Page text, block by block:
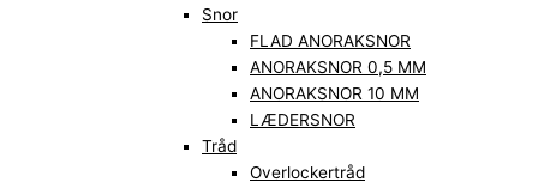
Snor
FLAD ANORAKSNOR
ANORAKSNOR 0,5 MM
ANORAKSNOR 10 MM
LÆDERSNOR
Tråd
Overlockertråd